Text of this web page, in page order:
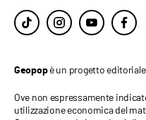
Geopopè un progetto
Ove non espressamente
utilizzazione economica del